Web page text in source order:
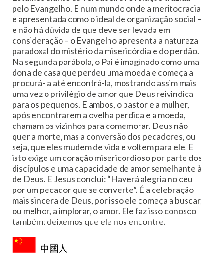
pelo Evangelho. E num mundo onde a meritocracia
é apresentada como o ideal de organização social –
e não há dúvida de que deve ser levada em
consideração – o Evangelho apresenta a natureza
paradoxal do mistério da misericórdia e do perdão.
Na segunda parábola, o Pai é imaginado como uma
dona de casa que perdeu uma moeda e começa a
procurá-la até encontrá-la, mostrando assim mais
uma vez o privilégio de amor que Deus reivindica
para os pequenos. E ambos, o pastor e a mulher,
após encontrarem a ovelha perdida e a moeda,
chamam os vizinhos para comemorar. Deus não
quer a morte, mas a conversão dos pecadores, ou
seja, que eles mudem de vida e voltem para ele. E
isto exige um coração misericordioso por parte dos
discípulos e uma capacidade de amor semelhante à
de Deus. E Jesus conclui: “Haverá alegria no céu
por um pecador que se converte”. É a celebração
mais sincera de Deus, por isso ele começa a buscar,
ou melhor, a implorar, o amor. Ele faz isso conosco
também: deixemos que ele nos encontre.